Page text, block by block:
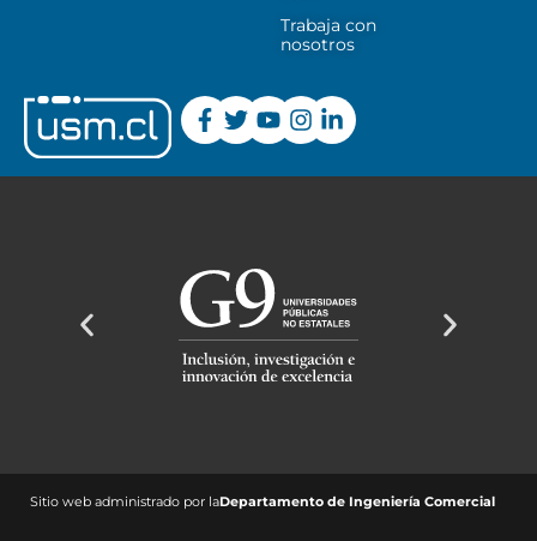
Trabaja con
nosotros
Sitio web administrado por laDepartamento de Ingeniería Comercial ​